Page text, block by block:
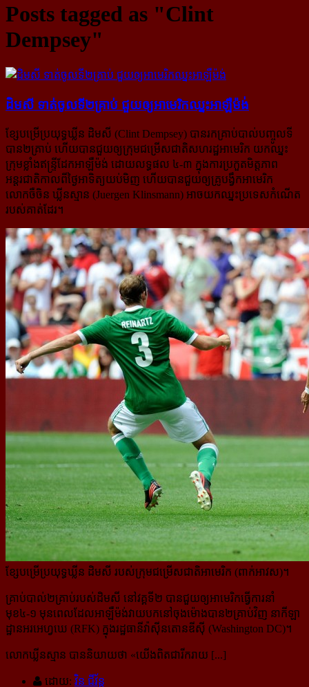
Posts tagged as "Clint
Dempsey"
ដិមសី ទាត់​ចូល​ទី​២​គ្រាប់ ជួយ​ឲ្យ​អាមេរិក​ឈ្នះ​អាឡឺម៉ង់
ខ្សែបម្រើប្រយុទ្ធឃ្លីន ដិមសី (Clint Dempsey) បានរកគ្រាប់បាល់បញ្ចូលទី
បាន២គ្រាប់ ហើយបានជួយឲ្យ​ក្រុមជម្រើស​ជាតិសហរដ្ឋអាមេរិក យកឈ្នះ
ក្រុមខ្លាំងឥន្ទ្រីដែកអាឡឺម៉ង់ ដោយលទ្ធផល ៤-៣ ក្នុងការប្រកួតមិត្តភាព
អន្តរជាតិ​កាល​ពីថ្ងៃអាទិត្យយប់មិញ ហើយបានជួយឲ្យគ្រូបង្វឹកអាមេរិក
លោកចឺចិន ឃ្លីនស្មាន (Juergen Klinsmann) អាចយកឈ្នះ​ប្រទេសកំណើត
របស់គាត់ដែរ។
ខ្សែបម្រើប្រយុទ្ធឃ្លីន ដិមសី របស់ក្រុមជម្រើសជាតិអាមេរិក (ពាក់អាវស)។
គ្រាប់បាល់២គ្រាប់របស់ដិមសី នៅវគ្គទី២ បានជួយឲ្យអាមេរិកធ្វើការនាំ
មុខ៤-១ មុនពេលដែលអាឡឺម៉ង់វាយបក​នៅចុង​ម៉ោងបាន២គ្រាប់វិញ នាកីឡា
ដ្ឋានអរអេហ្វឃេ (RFK) ក្នុងរដ្ឋធានីវ៉ាស៊ីនតោនឌីស៊ី (Washington DC)។
លោកឃ្លីនស្មាន បាននិយាយថា «យើងពិតជារីករាយ [...]
ដោយ: វិន ជីវ័ន្ត